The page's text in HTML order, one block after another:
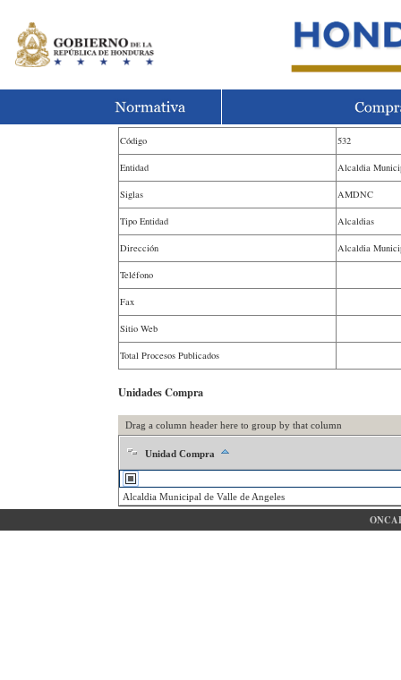
Código 532
Entidad Alcaldia
Siglas AMDNC
Tipo Entidad Alcaldias
Dirección Alcaldia
Teléfono
Fax
Sitio Web
Total Procesos Publicados
Unidades Compra
Drag a column header here to group by that column
Unidad Compra
Alcaldia Municipal de Valle de Angeles